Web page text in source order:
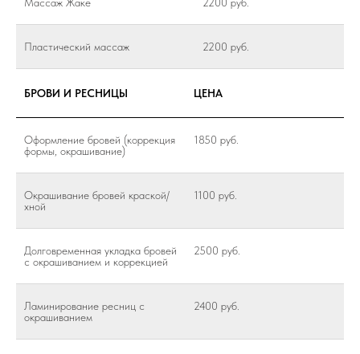
Пластический массаж 2200 руб.
БРОВИ И РЕСНИЦЫ ЦЕНА
Оформление бровей (коррекция
формы, окрашивание)
1850 руб.
Окрашивание бровей краской/
хной
1100 руб.
Долговременная укладка бровей
с окрашиванием и коррекцией
2500 руб.
Ламинирование ресниц с
окрашиванием
2400 руб.